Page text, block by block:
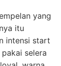
yang
itu
intensi start
selera